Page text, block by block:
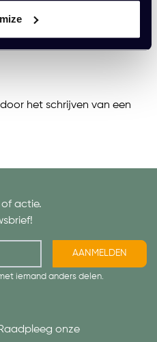
het schrijven van een
of actie.
AANMELDEN
iemand anders delen.
onze